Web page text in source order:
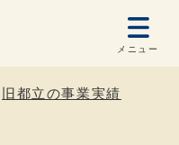
メニュー
旧都立の事業実績